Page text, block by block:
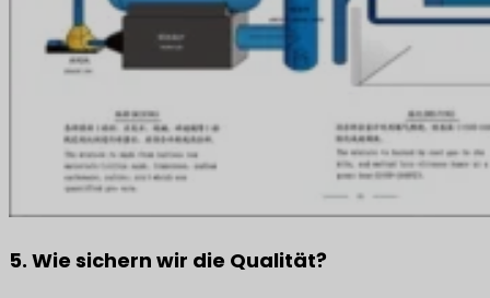
5. Wie sichern wir die Qualität?